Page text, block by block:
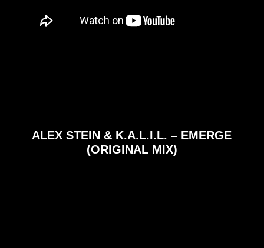
ALEX STEIN & K.A.L.I.L. – EMERGE
(ORIGINAL MIX)